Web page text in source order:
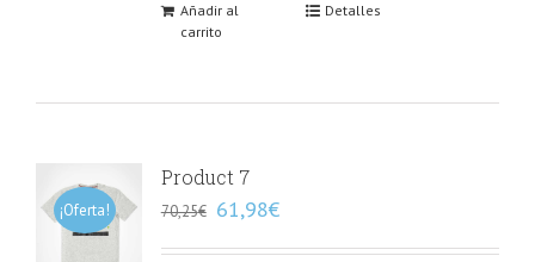
Añadir al
carrito
Detalles
¡Oferta!
Product 7
70,25€ 61,98€